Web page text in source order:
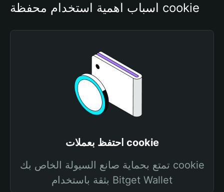
أسباب أهمية استخدام محفظة cookie
احتفظ بعملات cookie
تمتع بحماية صانع السيولة الخاص بك cookie
بثقة باستخدام Bitget Wallet